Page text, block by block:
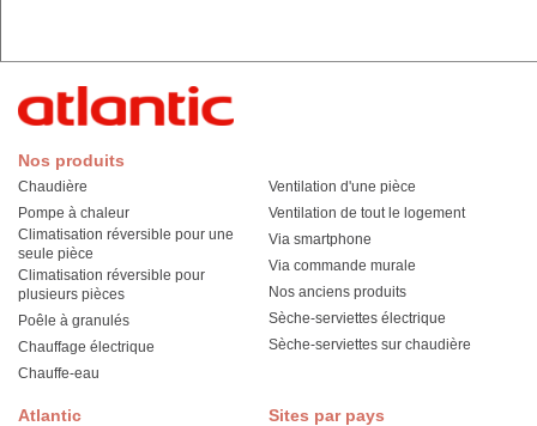
Atlantic
Nos produits
Chaudière
Pompe à chaleur
Climatisation réversible pour une
seule pièce
Climatisation réversible pour
plusieurs pièces
Poêle à granulés
Chauffage électrique
Chauffe-eau
Ventilation d'une pièce
Ventilation de tout le logement
Via smartphone
Via commande murale
Nos anciens produits
Sèche-serviettes électrique
Sèche-serviettes sur chaudière
Sites par pays